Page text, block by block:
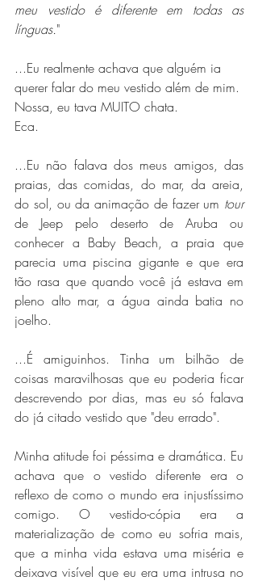
meu vestido é diferente em todas as
línguas."
...Eu realmente achava que alguém ia
querer falar do meu vestido além de mim.
Nossa, eu tava MUITO chata.
Eca.
...Eu não falava dos meus amigos, das
praias, das comidas, do mar, da areia,
do sol, ou da animação de fazer um tour
de Jeep pelo deserto de Aruba ou
conhecer a Baby Beach, a praia que
parecia uma piscina gigante e que era
tão rasa que quando você já estava em
pleno alto mar, a água ainda batia no
joelho.
...É amiguinhos. Tinha um bilhão de
coisas maravilhosas que eu poderia ficar
descrevendo por dias, mas eu só falava
do já citado vestido que "deu errado".
Minha atitude foi péssima e dramática. Eu
achava que o vestido diferente era o
reflexo de como o mundo era injustíssimo
comigo. O vestido-cópia era a
materialização de como eu sofria mais,
que a minha vida estava uma miséria e
deixava visível que eu era uma intrusa no